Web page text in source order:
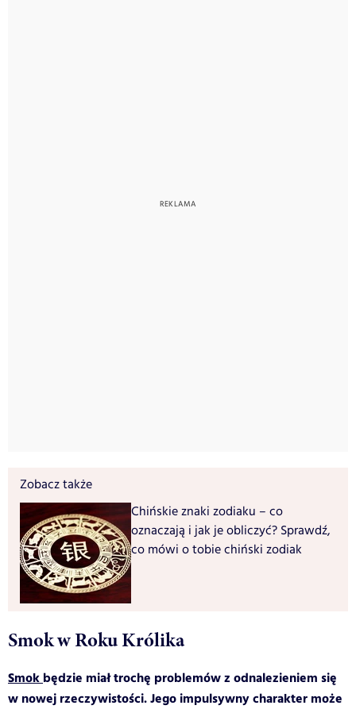
Zobacz także
Chińskie znaki zodiaku – co
oznaczają i jak je obliczyć? Sprawdź,
co mówi o tobie chiński zodiak
Smok w Roku Królika
Smokbędzie miał trochę problemów z odnalezieniem się
w nowej rzeczywistości. Jego impulsywny charakter może